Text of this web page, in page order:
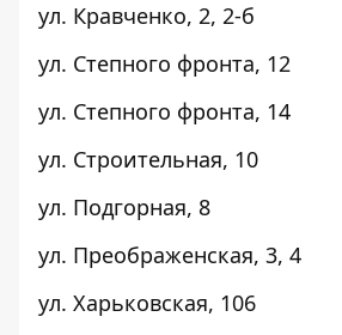
ул. Кравченко, 2, 2-б
ул. Степного фронта, 12
ул. Степного фронта, 14
ул. Строительная, 10
ул. Подгорная, 8
ул. Преображенская, 3, 4
ул. Харьковская, 106